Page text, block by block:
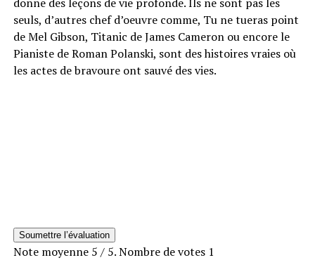
seuls, d’autres chef d’oeuvre comme, Tu ne tueras point
de Mel Gibson, Titanic de James Cameron ou encore le
Pianiste de Roman Polanski, sont des histoires vraies où
les actes de bravoure ont sauvé des vies. ​
Soumettre l’évaluation
Note moyenne 5 / 5. Nombre de votes 1